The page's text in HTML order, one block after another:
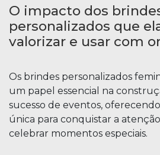
O impacto dos
personalizados que
valorizar e usar com
Os brindes personalizados
um papel essencial na
sucesso de eventos,
única para conquistar a
celebrar momentos especiais.